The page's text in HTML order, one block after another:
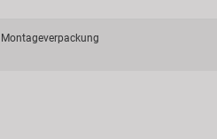
Montageverpackung